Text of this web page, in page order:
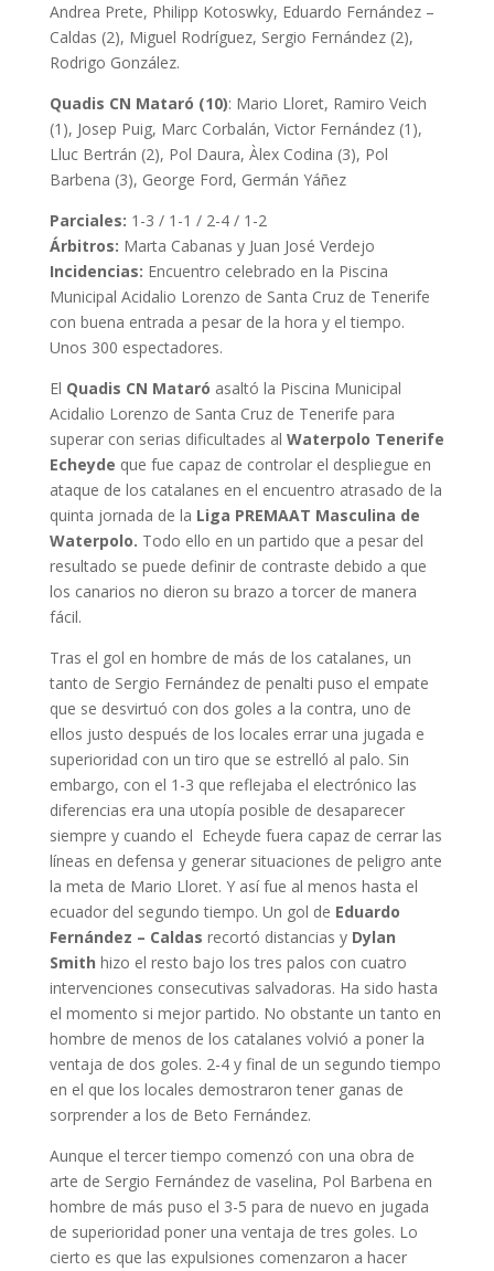
Andrea Prete, Philipp Kotoswky, Eduardo Fernández –
Caldas (2), Miguel Rodríguez, Sergio Fernández (2),
Rodrigo González.
Quadis CN Mataró (10): Mario Lloret, Ramiro Veich
(1), Josep Puig, Marc Corbalán, Victor Fernández (1),
Lluc Bertrán (2), Pol Daura, Àlex Codina (3), Pol
Barbena (3), George Ford, Germán Yáñez
Parciales: 1-3 / 1-1 / 2-4 / 1-2
Árbitros: Marta Cabanas y Juan José Verdejo
Incidencias: Encuentro celebrado en la Piscina
Municipal Acidalio Lorenzo de Santa Cruz de Tenerife
con buena entrada a pesar de la hora y el tiempo.
Unos 300 espectadores.
El Quadis CN Mataró asaltó la Piscina Municipal
Acidalio Lorenzo de Santa Cruz de Tenerife para
superar con serias dificultades al Waterpolo Tenerife
Echeyde que fue capaz de controlar el despliegue en
ataque de los catalanes en el encuentro atrasado de la
quinta jornada de la Liga PREMAAT Masculina de
Waterpolo. Todo ello en un partido que a pesar del
resultado se puede definir de contraste debido a que
los canarios no dieron su brazo a torcer de manera
fácil.
Tras el gol en hombre de más de los catalanes, un
tanto de Sergio Fernández de penalti puso el empate
que se desvirtuó con dos goles a la contra, uno de
ellos justo después de los locales errar una jugada e
superioridad con un tiro que se estrelló al palo. Sin
embargo, con el 1-3 que reflejaba el electrónico las
diferencias era una utopía posible de desaparecer
siempre y cuando el Echeyde fuera capaz de cerrar las
líneas en defensa y generar situaciones de peligro ante
la meta de Mario Lloret. Y así fue al menos hasta el
ecuador del segundo tiempo. Un gol de Eduardo
Fernández – Caldas recortó distancias y Dylan
Smith hizo el resto bajo los tres palos con cuatro
intervenciones consecutivas salvadoras. Ha sido hasta
el momento si mejor partido. No obstante un tanto en
hombre de menos de los catalanes volvió a poner la
ventaja de dos goles. 2-4 y final de un segundo tiempo
en el que los locales demostraron tener ganas de
sorprender a los de Beto Fernández.
Aunque el tercer tiempo comenzó con una obra de
arte de Sergio Fernández de vaselina, Pol Barbena en
hombre de más puso el 3-5 para de nuevo en jugada
de superioridad poner una ventaja de tres goles. Lo
cierto es que las expulsiones comenzaron a hacer